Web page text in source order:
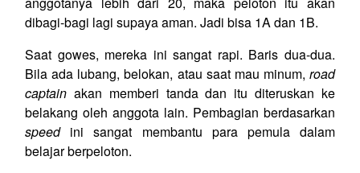
dibagi-bagi lagi supaya aman. Jadi bisa 1A dan 1B.
Saat gowes, mereka ini sangat rapi. Baris dua-dua.
Bila ada lubang, belokan, atau saat mau minum, road
captain akan memberi tanda dan itu diteruskan ke
belakang oleh anggota lain. Pembagian berdasarkan
speedini sangat membantu para pemula dalam
belajar berpeloton.